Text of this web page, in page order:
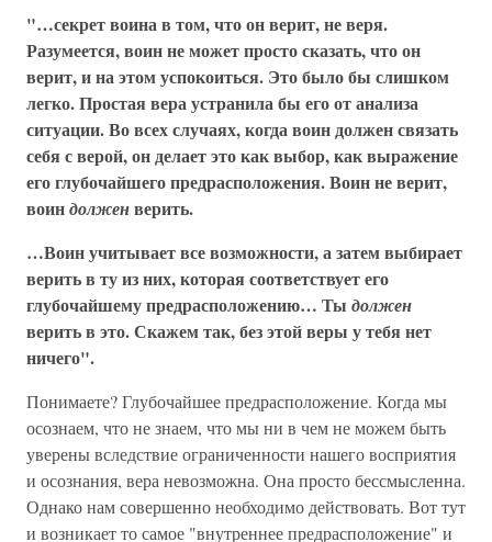
"…секрет воина в том, что он верит, не веря.
Разумеется, воин не может просто сказать, что он
верит, и на этом успокоиться. Это было бы слишком
легко. Простая вера устранила бы его от анализа
ситуации. Во всех случаях, когда воин должен связать
себя с верой, он делает это как выбор, как выражение
его глубочайшего предрасположения. Воин не верит,
воиндолженверить.
…Воин учитывает все возможности, а затем выбирает
верить в ту из них, которая соответствует его
глубочайшему предрасположению… Ты должен
верить в это. Скажем так, без этой веры у тебя нет
ничего".
Понимаете? Глубочайшее предрасположение. Когда мы
осознаем, что не знаем, что мы ни в чем не можем быть
уверены вследствие ограниченности нашего восприятия
и осознания, вера невозможна. Она просто бессмысленна.
Однако нам совершенно необходимо действовать. Вот тут
и возникает то самое "внутреннее предрасположение" и